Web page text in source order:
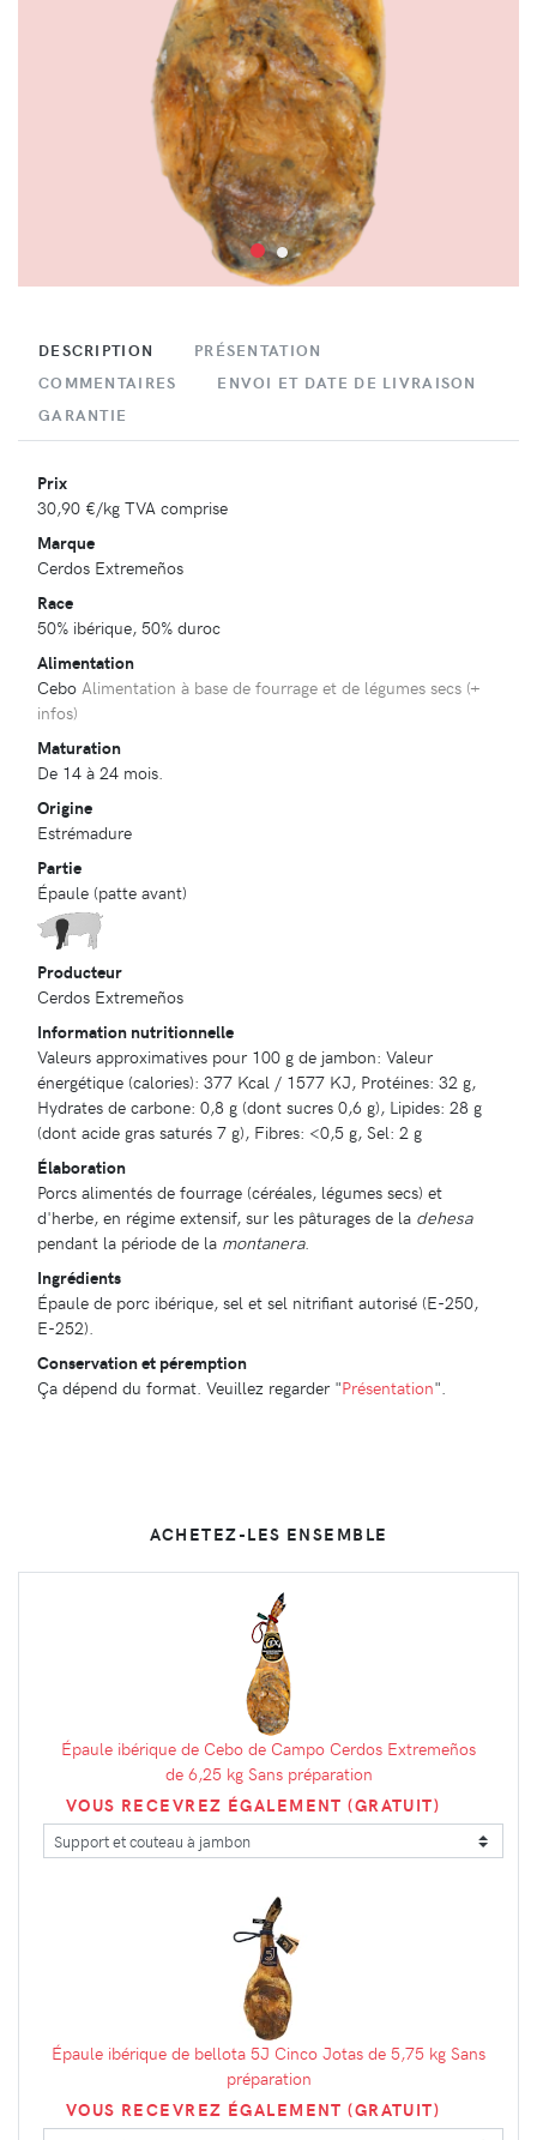
DESCRIPTION
PRÉSENTATION
COMMENTAIRES
ENVOI ET DATE DE LIVRAISON
GARANTIE
Prix
30,90 €/kg TVA comprise
Marque
Cerdos Extremeños
Race
50% ibérique, 50% duroc
Alimentation
Cebo Alimentation à base de fourrage et de légumes secs (+
infos)
Maturation
De 14 à 24 mois.
Origine
Estrémadure
Partie
Épaule (patte avant)
Producteur
Cerdos Extremeños
Information nutritionnelle
Valeurs approximatives pour 100 g de jambon: Valeur
énergétique (calories): 377 Kcal / 1577 KJ, Protéines: 32 g,
Hydrates de carbone: 0,8 g (dont sucres 0,6 g), Lipides: 28 g
(dont acide gras saturés 7 g), Fibres: <0,5 g, Sel: 2 g
Élaboration
Porcs alimentés de fourrage (céréales, légumes secs) et
d'herbe, en régime extensif, sur les pâturages de la dehesa
pendant la période de la montanera.
Ingrédients
Épaule de porc ibérique, sel et sel nitrifiant autorisé (E-250,
E-252).
Conservation et péremption
Ça dépend du format. Veuillez regarder "Présentation".
ACHETEZ-LES ENSEMBLE
Épaule ibérique de Cebo de Campo Cerdos Extremeños
de 6,25 kg Sans préparation
VOUS RECEVREZ ÉGALEMENT (GRATUIT)
Épaule ibérique de bellota 5J Cinco Jotas de 5,75 kg Sans
préparation
VOUS RECEVREZ ÉGALEMENT (GRATUIT)